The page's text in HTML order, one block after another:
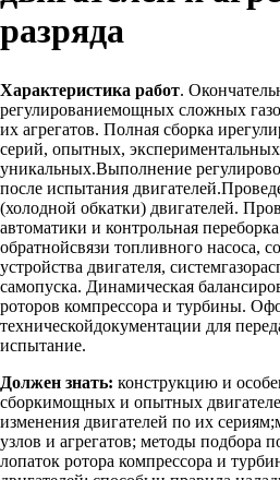
разряда
Характеристика работ.
регулированиемощных сложных
их агрегатов. Полная сборка
серий, опытных,
уникальных.Выполнение
после испытания
(холодной обкатки) двигателей.
автоматики и контрольная
обратнойсвязи топливного насоса,
устройства двигателя,
самопуска. Динамическая
роторов компрессора и турбины.
техническойдокументации для
испытание.
Должен знать: конструкцию и
сборкимощных и опытных
изменения двигателей по их
узлов и агрегатов; методы подбора
лопаток ротора компрессора и